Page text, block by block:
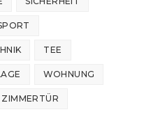
TEE
WOHNUNG
ZIMMERTÜR